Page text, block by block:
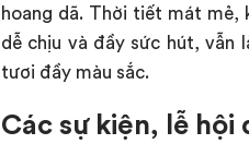
hoang dã. Thời tiết mát mẻ,
dễ chịu và đầy sức hút, vẫn
tươi đầy màu sắc.
Các sự kiện, lễ